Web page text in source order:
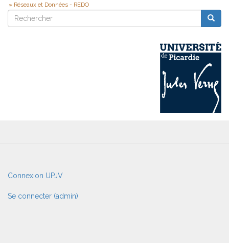
Réseaux et Données - REDO
Rechercher
Rechercher
User
account
menu
Connexion UPJV
Se connecter (admin)